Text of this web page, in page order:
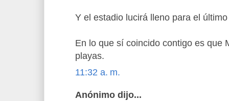
Y el estadio lucirá lleno para el
En lo que sí coincido contigo es que
playas.
11:32 a. m.
Anónimo dijo...